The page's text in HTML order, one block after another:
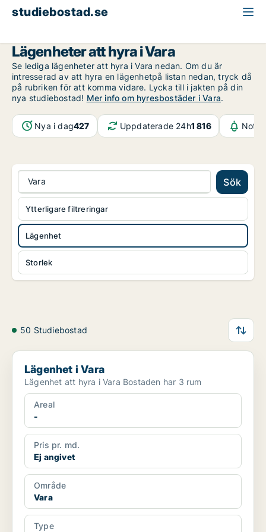
studiebostad.se
Lägenheter att hyra i Vara
Se lediga lägenheter att hyra i Vara nedan. Om du är
intresserad av att hyra en lägenhetpå listan nedan, tryck då
på rubriken för att komma vidare. Lycka till i jakten på din
nya studiebostad! Mer info om hyresbostäder i Vara.
Nya i dag427 Uppdaterade 24h1 816
Vara Sök
Lägenhet
Storlek
Ytterligare filtreringar
50 Studiebostad
Lägenhet i Vara
Lägenhet i Vara
Lägenhet att hyra i Vara Bostaden har 3 rum
Areal
-
Pris pr. md.
Ej angivet
Område
Vara
Type